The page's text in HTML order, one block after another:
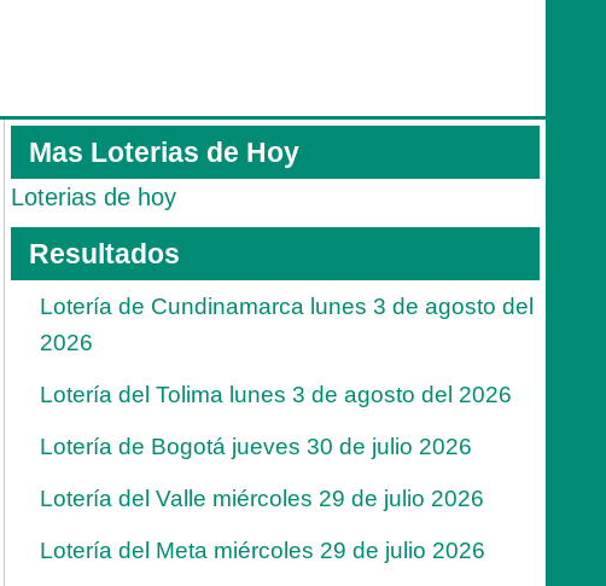
Mas Loterias de Hoy
Loterias de hoy
Resultados
Lotería de Cundinamarca lunes 3 de agosto del
2026
Lotería del Tolima lunes 3 de agosto del 2026
Lotería de Bogotá jueves 30 de julio 2026
Lotería del Valle miércoles 29 de julio 2026
Lotería del Meta miércoles 29 de julio 2026